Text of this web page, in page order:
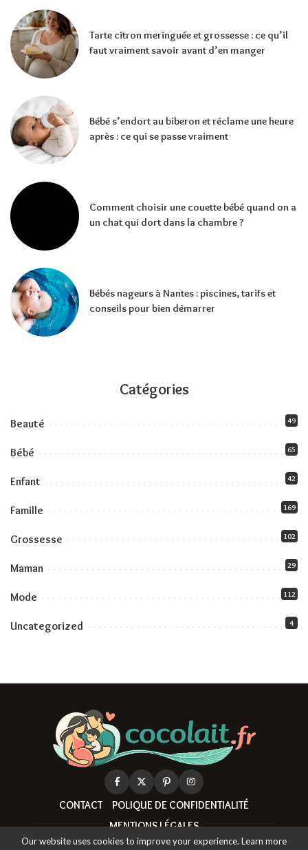
Tarte citron meringuée et grossesse : ce qu’il
faut vraiment savoir avant d’en manger
Bébé s’endort au biberon et réclame une heure
après : ce qui se passe vraiment
Comment choisir une couette bébé quand on a
un chat qui dort dans la chambre ?
Bébés nageurs à Nantes : piscines, tarifs et
conseils pour bien démarrer
Catégories
Beauté 49
Bébé 65
Enfant 42
Famille 169
Grossesse 102
Maman 29
Mode 112
Uncategorized 4
CONTACT
POLIQUE DE CONFIDENTIALITÉ
MENTIONS LÉGALES
Our website uses cookies to improve your experience. Learn more